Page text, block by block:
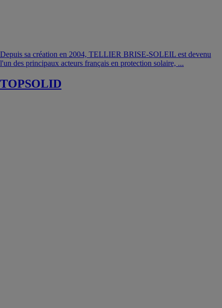
Depuis sa création en 2004, TELLIER BRISE-SOLEIL est devenu
l'un des principaux acteurs français en protection solaire, ...
TOPSOLID